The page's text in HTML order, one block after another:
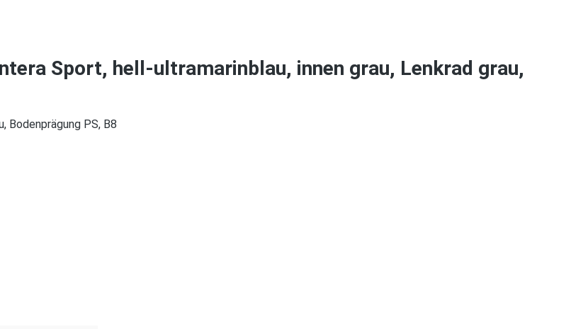
Sport, hell-ultramarinblau, innen grau, Lenkrad grau,
Bodenprägung PS, B8